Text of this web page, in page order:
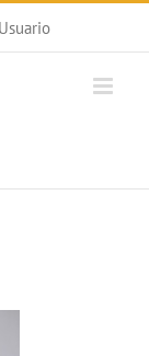
Usuario